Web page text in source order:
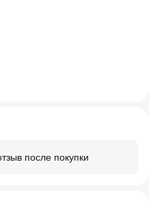
после покупки